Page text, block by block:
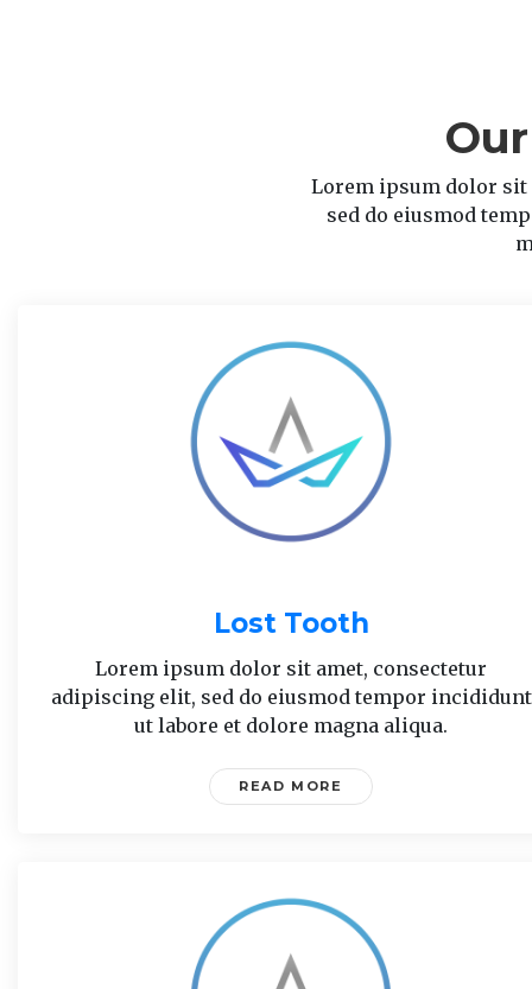
Lorem ipsum dolor
sed do eiusmod
Lost Tooth
Lorem ipsum dolor sit amet, consectetur
adipiscing elit, sed do eiusmod tempor incididunt
ut labore et dolore magna aliqua.
READ MORE